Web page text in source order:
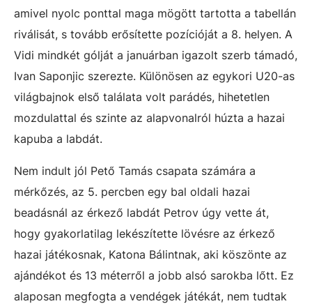
amivel nyolc ponttal maga mögött tartotta a tabellán
riválisát, s tovább erősítette pozícióját a 8. helyen. A
Vidi mindkét gólját a januárban igazolt szerb támadó,
Ivan Saponjic szerezte. Különösen az egykori U20-as
világbajnok első találata volt parádés, hihetetlen
mozdulattal és szinte az alapvonalról húzta a hazai
kapuba a labdát.
Nem indult jól Pető Tamás csapata számára a
mérkőzés, az 5. percben egy bal oldali hazai
beadásnál az érkező labdát Petrov úgy vette át,
hogy gyakorlatilag lekészítette lövésre az érkező
hazai játékosnak, Katona Bálintnak, aki köszönte az
ajándékot és 13 méterről a jobb alsó sarokba lőtt. Ez
alaposan megfogta a vendégek játékát, nem tudtak